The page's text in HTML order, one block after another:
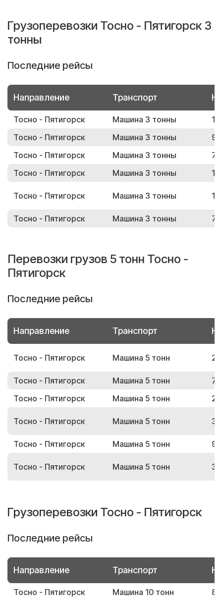
Грузоперевозки Тосно - Пятигорск 3
тонны
Последние рейсы
Направление Транспорт
Тосно - Пятигорск Машина 3 тонны
Тосно - Пятигорск
Машина 3 тонны
Тосно - Пятигорск
Машина 3 тонны
Тосно - Пятигорск
Машина 3 тонны
Тосно - Пятигорск Машина 3 тонны
Тосно - Пятигорск Машина 3 тонны
Перевозки грузов 5 тонн Тосно -
Пятигорск
Последние рейсы
Направление Транспорт
Тосно - Пятигорск Машина 5 тонн
Тосно - Пятигорск Машина 5 тонн
Тосно - Пятигорск
Машина 5 тонн
Тосно - Пятигорск Машина 5 тонн
Тосно - Пятигорск Машина 5 тонн
Тосно - Пятигорск Машина 5 тонн
Грузоперевозки Тосно - Пятигорск
Последние рейсы
Направление Транспорт
Тосно - Пятигорск Машина 10 тонн